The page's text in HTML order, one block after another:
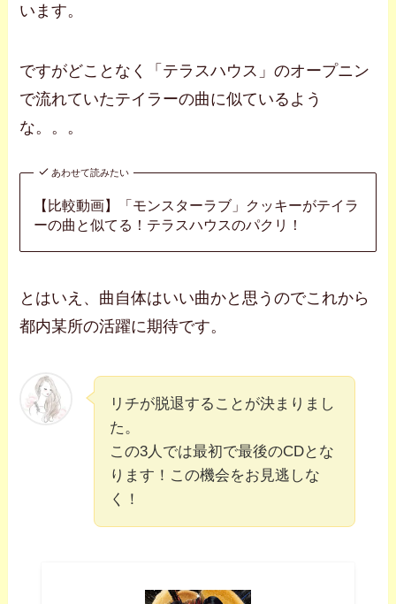
います。
ですがどことなく「テラスハウス」のオープニン
で流れていたテイラーの曲に似ているよう
な。。。
あわせて読みたい
【比較動画】「モンスターラブ」クッキーがテイラ
ーの曲と似てる！テラスハウスのパクリ！
とはいえ、曲自体はいい曲かと思うのでこれから
都内某所の活躍に期待です。
リチが脱退することが決まりまし
た。
この3人では最初で最後のCDとな
ります！この機会をお見逃しな
く！